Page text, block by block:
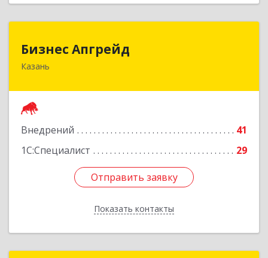
Бизнес Апгрейд
Казань
Внедрений
41
1С:Специалист
29
Отправить заявку
Показать контакты
420072, Татарстан Респ, Казань г, Гастелло ул,
Отправить заявку
Назад